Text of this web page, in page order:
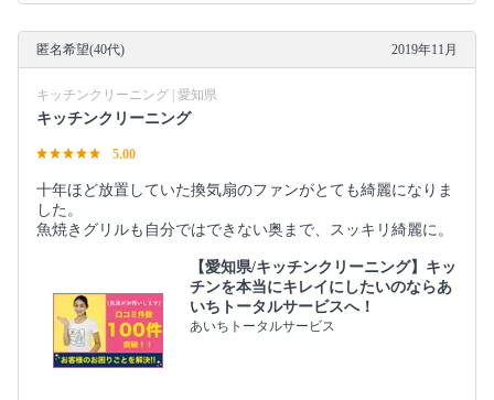
匿名希望(40代) 2019年11月
キッチンクリーニング | 愛知県
キッチンクリーニング
5.00
十年ほど放置していた換気扇のファンがとても綺麗になりま
した。
魚焼きグリルも自分ではできない奥まで、スッキリ綺麗に。
【愛知県/キッチンクリーニング】キッ
チンを本当にキレイにしたいのならあ
いちトータルサービスへ！
あいちトータルサービス